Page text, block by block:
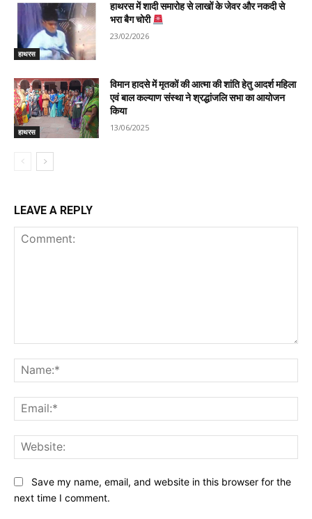
हाथरस
हाथरस में शादी समारोह से लाखों के जेवर और नकदी से
भरा बैग चोरी
23/02/2026
हाथरस
विमान हादसे में मृतकों की आत्मा की शांति हेतु आदर्श महिला
एवं बाल कल्याण संस्था ने श्रद्धांजलि सभा का आयोजन
किया
13/06/2025
LEAVE A REPLY
Save my name, email, and website in this browser for the
next time I comment.